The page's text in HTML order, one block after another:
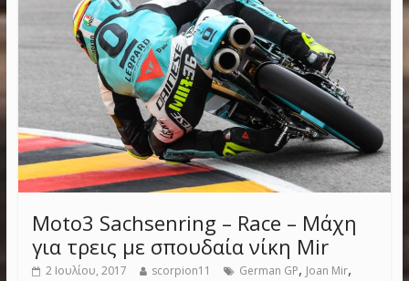
Moto3 Sachsenring – Race – Μάχη
για τρεις με σπουδαία νίκη Mir
2 Ιουλίου, 2017 scorpion11 German GP, Joan Mir,